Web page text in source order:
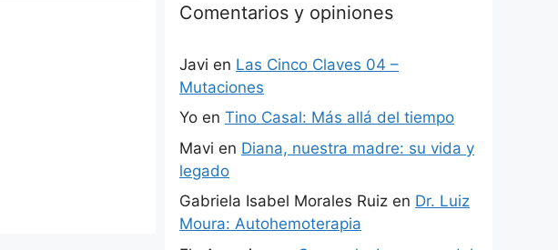
Comentarios y opiniones
Javi en Las Cinco Claves 04 –
Mutaciones
Yo en Tino Casal: Más allá del tiempo
Mavi en Diana, nuestra madre: su vida y
legado
Gabriela Isabel Morales Ruiz en Dr. Luiz
Moura: Autohemoterapia